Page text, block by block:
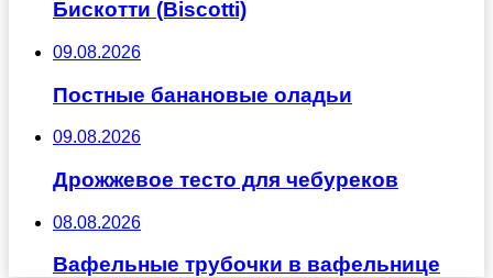
Бискотти (Biscotti)
09.08.2026
Постные банановые оладьи
09.08.2026
Дрожжевое тесто для чебуреков
08.08.2026
Вафельные трубочки в вафельнице